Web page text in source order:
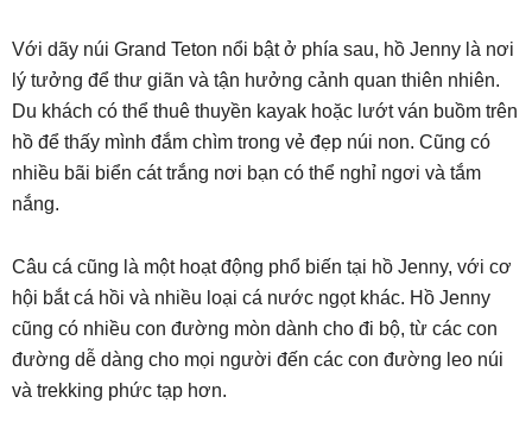
Với dãy núi Grand Teton nổi bật ở phía sau, hồ Jenny là nơi
lý tưởng để thư giãn và tận hưởng cảnh quan thiên nhiên.
Du khách có thể thuê thuyền kayak hoặc lướt ván buồm trên
hồ để thấy mình đắm chìm trong vẻ đẹp núi non. Cũng có
nhiều bãi biển cát trắng nơi bạn có thể nghỉ ngơi và tắm
nắng.
Câu cá cũng là một hoạt động phổ biến tại hồ Jenny, với cơ
hội bắt cá hồi và nhiều loại cá nước ngọt khác. Hồ Jenny
cũng có nhiều con đường mòn dành cho đi bộ, từ các con
đường dễ dàng cho mọi người đến các con đường leo núi
và trekking phức tạp hơn.